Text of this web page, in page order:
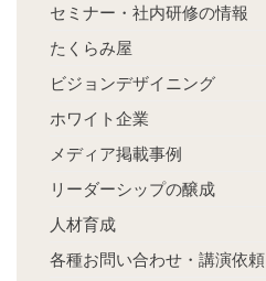
セミナー・社内研修の情報
たくらみ屋
ビジョンデザイニング
ホワイト企業
メディア掲載事例
リーダーシップの醸成
人材育成
各種お問い合わせ・講演依頼